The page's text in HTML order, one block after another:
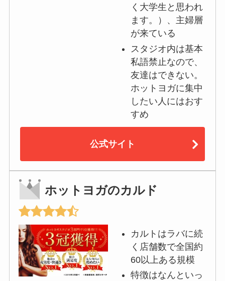
く大学生と思われ
ます。）、主婦層
が来ている
スタジオ内は基本
私語禁止なので、
友達はできない。
ホットヨガに集中
したい人にはおす
すめ
公式サイト
ホットヨガのカルド
カルトはラバに続
く店舗数で全国約
60以上ある規模
特徴はなんといっ